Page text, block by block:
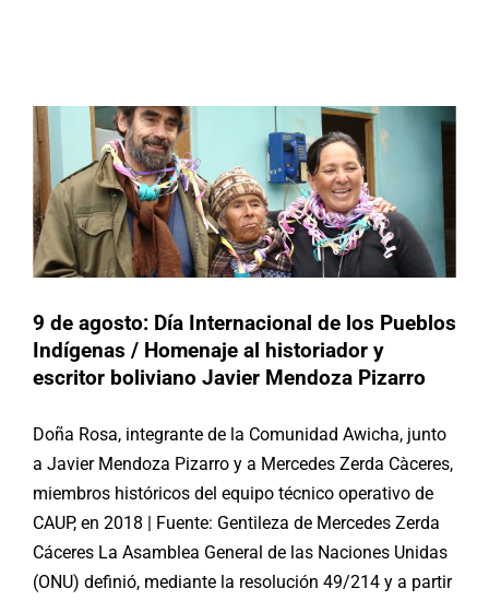
9 de agosto: Día Internacional de los Pueblos
Indígenas / Homenaje al historiador y
escritor boliviano Javier Mendoza Pizarro
Doña Rosa, integrante de la Comunidad Awicha, junto
a Javier Mendoza Pizarro y a Mercedes Zerda Càceres,
miembros históricos del equipo técnico operativo de
CAUP, en 2018 | Fuente: Gentileza de Mercedes Zerda
Cáceres La Asamblea General de las Naciones Unidas
(ONU) definió, mediante la resolución 49/214 y a partir